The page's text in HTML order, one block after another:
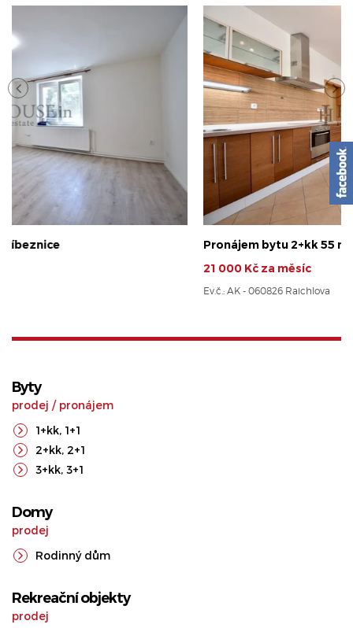
Pronájem bytu 2+kk 55 m², Praha - Stodůlky
Byty
prodej / pronájem
1+kk, 1+1
2+kk, 2+1
3+kk, 3+1
Domy
prodej
Rodinný dům
Rekreační objekty
prodej